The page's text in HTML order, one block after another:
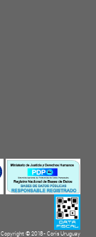
Copyright © 2018- Coris Uruguay